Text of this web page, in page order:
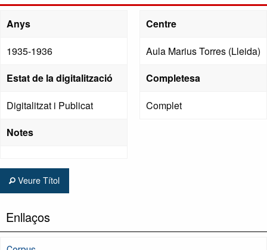
Anys
1935-1936
Estat de la digitalització
Digitalitzat i Publicat
Notes
Centre
Aula Marius Torres (Lleida)
Completesa
Complet
Veure Títol
Enllaços